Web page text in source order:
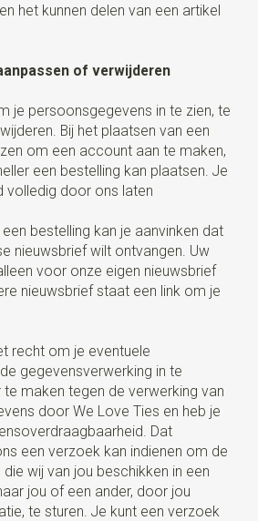
het kunnen delen van een artikel
of verwijderen
je persoonsgegevens in te zien, te
Bij het plaatsen van een
om een account aan te maken,
een bestelling kan plaatsen. Je
volledig door ons laten
bestelling kan je aanvinken dat
nieuwsbrief wilt ontvangen. Uw
voor onze eigen nieuwsbrief
nieuwsbrief staat een link om je
recht om je eventuele
gegevensverwerking in te
maken tegen de verwerking van
door We Love Ties en heb je
Dat
een verzoek kan indienen om de
wij van jou beschikken in een
jou of een ander, door jou
te sturen. Je kunt een verzoek